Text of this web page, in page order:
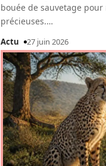
bouée de sauvetage
précieuses.…
Actu 27 juin 2026